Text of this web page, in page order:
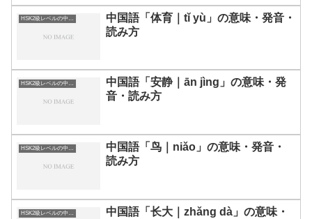
HSK2級レベルの中国語
中国語「体育｜tǐ yù」の意味・発音・
読み方
HSK2級レベルの中国語
中国語「安静｜ān jìng」の意味・発
音・読み方
HSK2級レベルの中国語
中国語「鸟｜niǎo」の意味・発音・
読み方
HSK2級レベルの中国語
中国語「长大｜zhǎng dà」の意味・